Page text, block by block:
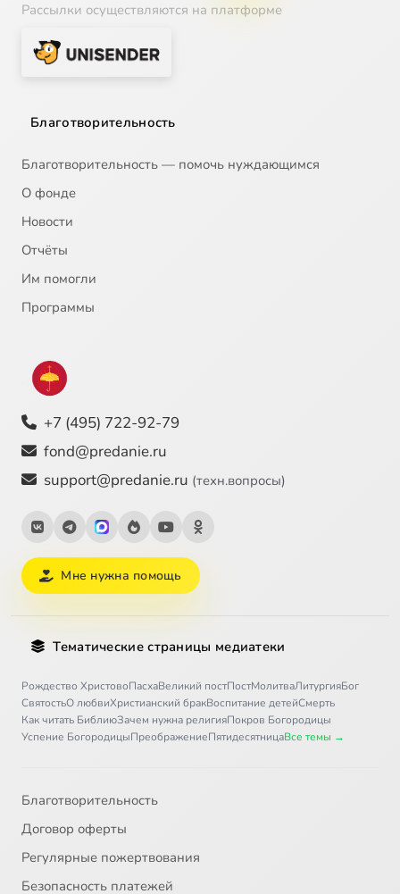
Рассылки осуществляются на платформе
Благотворительность
Благотворительность — помочь нуждающимся
О фонде
Новости
Отчёты
Им помогли
Программы
+7 (495) 722-92-79
fond@predanie.ru
support@predanie.ru (техн.вопросы)
Мне нужна помощь
Тематические страницы медиатеки
Рождество ХристовоПасхаВеликий постПостМолитваЛитургияБог
СвятостьО любвиХристианский бракВоспитание детейСмерть
Как читать БиблиюЗачем нужна религияПокров Богородицы
Успение БогородицыПреображениеПятидесятницаВсе темы →
Благотворительность
Договор оферты
Регулярные пожертвования
Безопасность платежей